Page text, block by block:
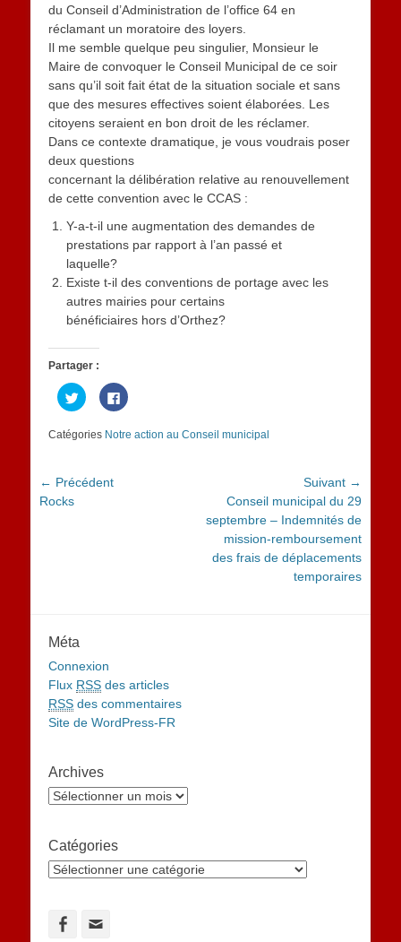
du Conseil d’Administration de l’office 64 en
réclamant un moratoire des loyers.
Il me semble quelque peu singulier, Monsieur le
Maire de convoquer le Conseil Municipal de ce soir
sans qu’il soit fait état de la situation sociale et sans
que des mesures effectives soient élaborées. Les
citoyens seraient en bon droit de les réclamer.
Dans ce contexte dramatique, je vous voudrais poser
deux questions
concernant la délibération relative au renouvellement
de cette convention avec le CCAS :
Y-a-t-il une augmentation des demandes de
prestations par rapport à l’an passé et
laquelle?
Existe t-il des conventions de portage avec les
autres mairies pour certains
bénéficiaires hors d’Orthez?
Partager :
Cliquez
pour
partager
sur
Twitter(ouvre
fenêtre)
Cliquez
pour
Facebook(ouvre
Catégories Notre action au Conseil municipal
Navigation
de
← Précédent
Article
Rocks
Suivant →
Article
suivant :
Conseil municipal du 29
septembre – Indemnités de
mission-remboursement
des frais de déplacements
temporaires
Méta
Connexion
Flux RSS des articles
RSS des commentaires
Site de WordPress-FR
Archives
Archives
Catégories
Catégories
Facebook